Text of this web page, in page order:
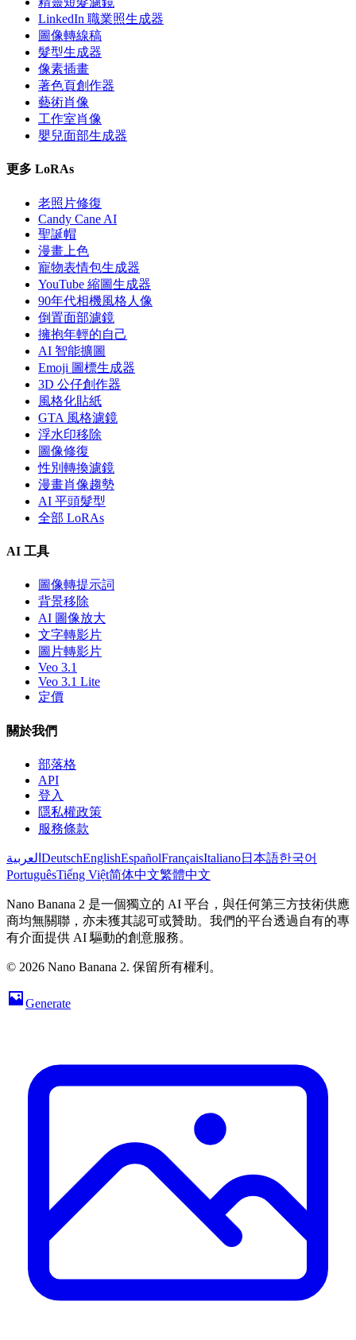
LinkedIn 職業照生成器
圖像轉線稿
髮型生成器
像素插畫
著色頁創作器
藝術肖像
工作室肖像
嬰兒面部生成器
更多 LoRAs
老照片修復
Candy Cane AI
聖誕帽
漫畫上色
寵物表情包生成器
YouTube 縮圖生成器
90年代相機風格人像
倒置面部濾鏡
擁抱年輕的自己
AI 智能擴圖
Emoji 圖標生成器
3D 公仔創作器
風格化貼紙
GTA 風格濾鏡
浮水印移除
圖像修復
性別轉換濾鏡
漫畫肖像趨勢
AI 平頭髮型
全部 LoRAs
AI 工具
圖像轉提示詞
背景移除
AI 圖像放大
文字轉影片
圖片轉影片
Veo 3.1
Veo 3.1 Lite
定價
關於我們
部落格
API
登入
隱私權政策
服務條款
العربية DeutschEnglishEspañolFrançaisItaliano日本語한국어
PortuguêsTiếng Việt简体中文繁體中文
Nano Banana 2 是一個獨立的 AI 平台，與任何第三方技術供應
商均無關聯，亦未獲其認可或贊助。我們的平台透過自有的專
有介面提供 AI 驅動的創意服務。
© 2026 Nano Banana 2. 保留所有權利。
Generate